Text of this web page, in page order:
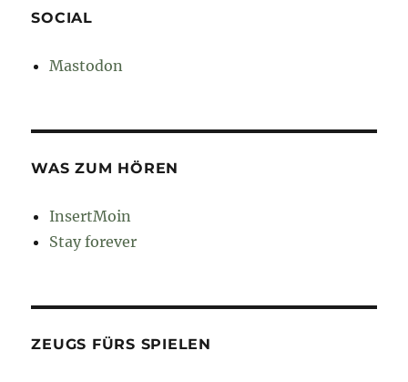
SOCIAL
Mastodon
WAS ZUM HÖREN
InsertMoin
Stay forever
ZEUGS FÜRS SPIELEN